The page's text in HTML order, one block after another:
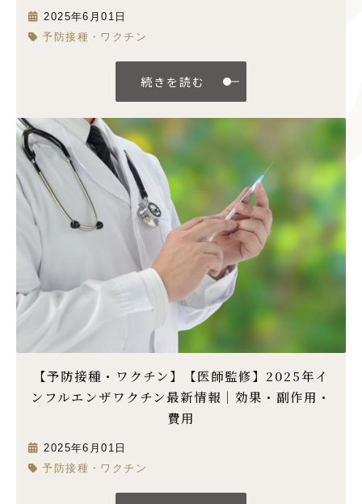
2025年6月01日
予防接種・ワクチン
続きを読む
【予防接種・ワクチン】【医師監修】2025年イ
ンフルエンザワクチン最新情報｜効果・副作用・
費用
2025年6月01日
予防接種・ワクチン